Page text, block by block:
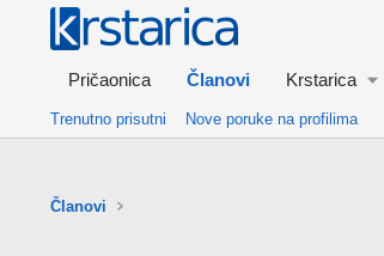
Pričaonica Članovi Krstarica
Trenutno prisutni Nove poruke na profilima
Članovi